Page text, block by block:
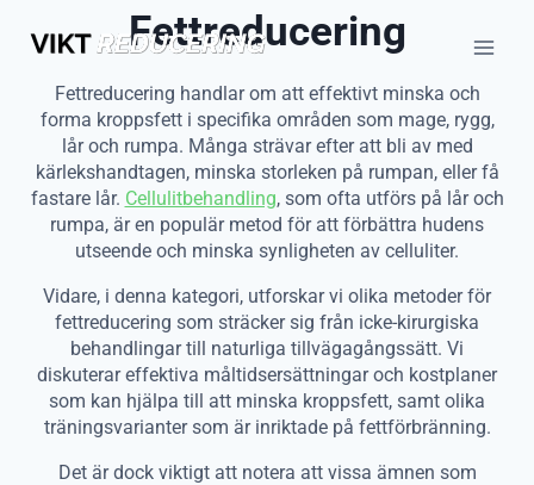
Fettreducering
Fettreducering handlar om att effektivt minska och
forma kroppsfett i specifika områden som mage, rygg,
lår och rumpa. Många strävar efter att bli av med
kärlekshandtagen, minska storleken på rumpan, eller få
fastare lår. Cellulitbehandling, som ofta utförs på lår och
rumpa, är en populär metod för att förbättra hudens
utseende och minska synligheten av celluliter.
Vidare, i denna kategori, utforskar vi olika metoder för
fettreducering som sträcker sig från icke-kirurgiska
behandlingar till naturliga tillvägagångssätt. Vi
diskuterar effektiva måltidsersättningar och kostplaner
som kan hjälpa till att minska kroppsfett, samt olika
träningsvarianter som är inriktade på fettförbränning.
Det är dock viktigt att notera att vissa ämnen som